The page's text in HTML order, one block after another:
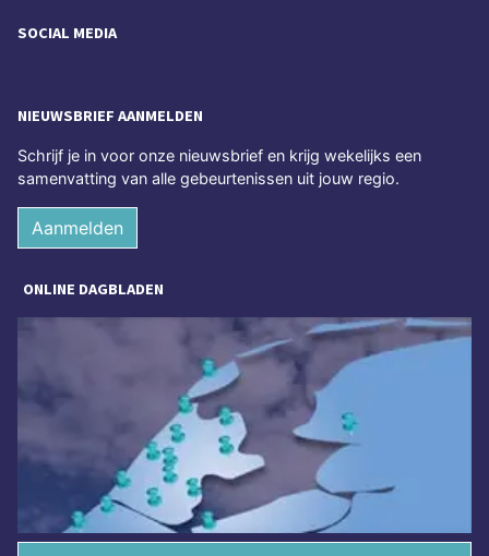
SOCIAL MEDIA
NIEUWSBRIEF AANMELDEN
Schrijf je in voor onze nieuwsbrief en krijg wekelijks een
samenvatting van alle gebeurtenissen uit jouw regio.
Aanmelden
ONLINE DAGBLADEN